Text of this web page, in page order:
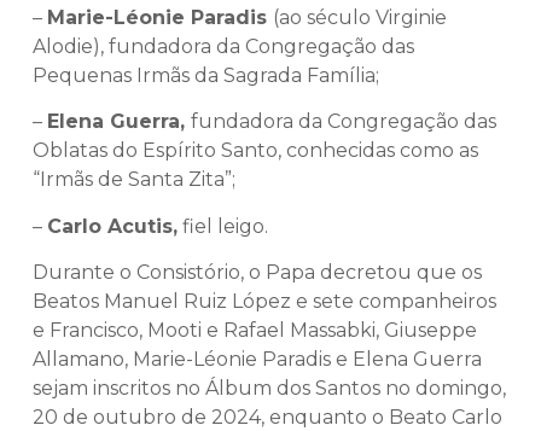
– Marie-Léonie Paradis (ao século Virginie
Alodie), fundadora da Congregação das
Pequenas Irmãs da Sagrada Família;
– Elena Guerra, fundadora da Congregação das
Oblatas do Espírito Santo, conhecidas como as
“Irmãs de Santa Zita”;
– Carlo Acutis, fiel leigo.
Durante o Consistório, o Papa decretou que os
Beatos Manuel Ruiz López e sete companheiros
e Francisco, Mooti e Rafael Massabki, Giuseppe
Allamano, Marie-Léonie Paradis e Elena Guerra
sejam inscritos no Álbum dos Santos no domingo,
20 de outubro de 2024, enquanto o Beato Carlo